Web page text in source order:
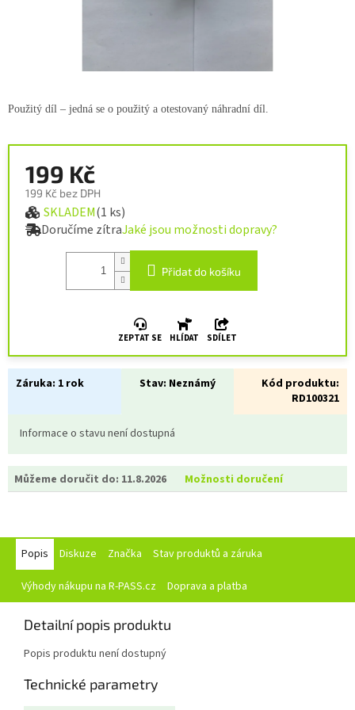
199 Kč
199 Kč bez DPH
Měrná cena:
SKLADEM(1 ks)
Doručíme zítraJaké jsou možnosti dopravy?
Přidat do košíku
ZEPTAT SE HLÍDAT SDÍLET
Záruka: 1 rok Stav: Neznámý
Kód produktu:
RD100321
Informace o stavu není dostupná
Můžeme doručit do: 11.8.2026 Možnosti doručení
Použitý díl – jedná se o použitý a otestovaný náhradní díl.
Popis Diskuze Značka Stav produktů a záruka
Výhody nákupu na R-PASS.cz Doprava a platba
Detailní popis produktu
Popis produktu není dostupný
Technické parametry